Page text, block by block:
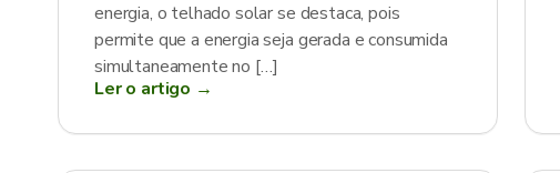
energia, o telhado solar se destaca, pois
permite que a energia seja gerada e consumida
simultaneamente no […]
Ler o artigo →